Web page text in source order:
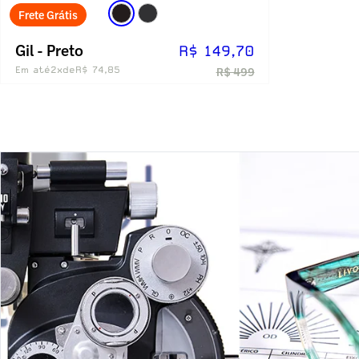
Frete Grátis
Gil - Preto R$ 149,70
Em até2xdeR$ 74,85 R$ 499